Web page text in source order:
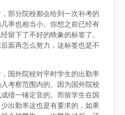
部分院校都会给到一次补考的
率也相当小。你想之前已经有
留下了不好的映象的标签了。
面再怎么努力，这标签也是不
国外院校对平时学生的出勤率
考察范围内的。因为国外院校
绩一锤定音的。而留学生在国
出勤率这也是有要求的，如果